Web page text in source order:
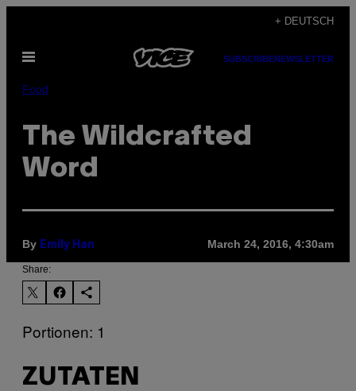
content
+ DEUTSCH
Open
SUBSCRIBENEWSLETTER
Food
The Wildcrafted
Word
By Emily Han March 24, 2016, 4:30am
Share:
Portionen: 1
ZUTATEN